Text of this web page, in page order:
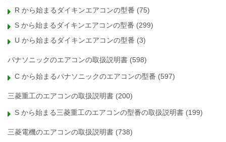
R から始まるダイキンエアコンの型番 (75)
S から始まるダイキンエアコンの型番 (299)
U から始まるダイキンエアコンの型番 (3)
パナソニックのエアコンの取扱説明書 (598)
C から始まるパナソニックのエアコンの型番 (597)
三菱重工のエアコンの取扱説明書 (200)
S から始まる三菱重工のエアコンの型番の取扱説明書 (199)
三菱電機のエアコンの取扱説明書 (738)